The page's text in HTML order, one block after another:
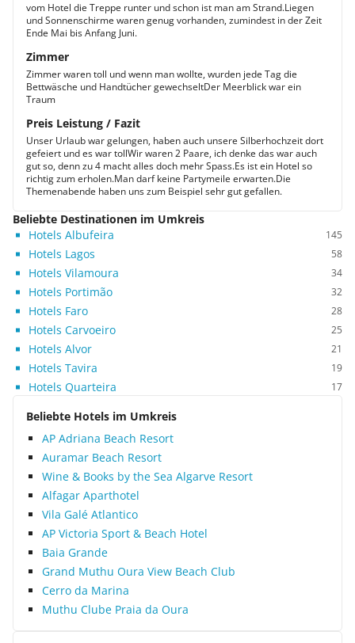
vom Hotel die Treppe runter und schon ist man am Strand.Liegen
und Sonnenschirme waren genug vorhanden, zumindest in der Zeit
Ende Mai bis Anfang Juni.
Zimmer
Zimmer waren toll und wenn man wollte, wurden jede Tag die
Bettwäsche und Handtücher gewechseltDer Meerblick war ein
Traum
Preis Leistung / Fazit
Unser Urlaub war gelungen, haben auch unsere Silberhochzeit dort
gefeiert und es war tollWir waren 2 Paare, ich denke das war auch
gut so, denn zu 4 macht alles doch mehr Spass.Es ist ein Hotel so
richtig zum erholen.Man darf keine Partymeile erwarten.Die
Themenabende haben uns zum Beispiel sehr gut gefallen.
Beliebte Destinationen im Umkreis
Hotels Albufeira
145
Hotels Lagos 58
Hotels Vilamoura 34
Hotels Portimão 32
Hotels Faro 28
Hotels Carvoeiro 25
Hotels Alvor 21
Hotels Tavira 19
Hotels Quarteira 17
Beliebte Hotels im Umkreis
AP Adriana Beach Resort
Auramar Beach Resort
Wine & Books by the Sea Algarve Resort
Alfagar Aparthotel
Vila Galé Atlantico
AP Victoria Sport & Beach Hotel
Baia Grande
Grand Muthu Oura View Beach Club
Cerro da Marina
Muthu Clube Praia da Oura